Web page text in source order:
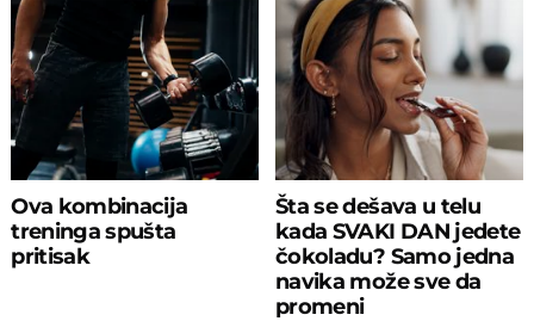
Ova kombinacija
treninga spušta
pritisak
Šta se dešava u telu
kada SVAKI DAN jedete
čokoladu? Samo jedna
navika može sve da
promeni